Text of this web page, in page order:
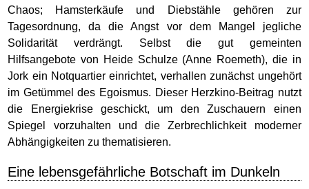
Chaos; Hamsterkäufe und Diebstähle gehören zur
Tagesordnung, da die Angst vor dem Mangel jegliche
Solidarität verdrängt. Selbst die gut gemeinten
Hilfsangebote von Heide Schulze (Anne Roemeth), die in
Jork ein Notquartier einrichtet, verhallen zunächst ungehört
im Getümmel des Egoismus. Dieser Herzkino-Beitrag nutzt
die Energiekrise geschickt, um den Zuschauern einen
Spiegel vorzuhalten und die Zerbrechlichkeit moderner
Abhängigkeiten zu thematisieren.
Eine lebensgefährliche Botschaft im Dunkeln